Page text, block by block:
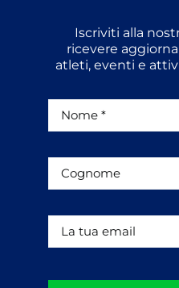
Iscriviti alla
ricevere
atleti, eventi e